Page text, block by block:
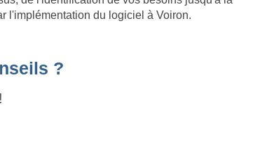
l'implémentation du logiciel à Voiron.
?